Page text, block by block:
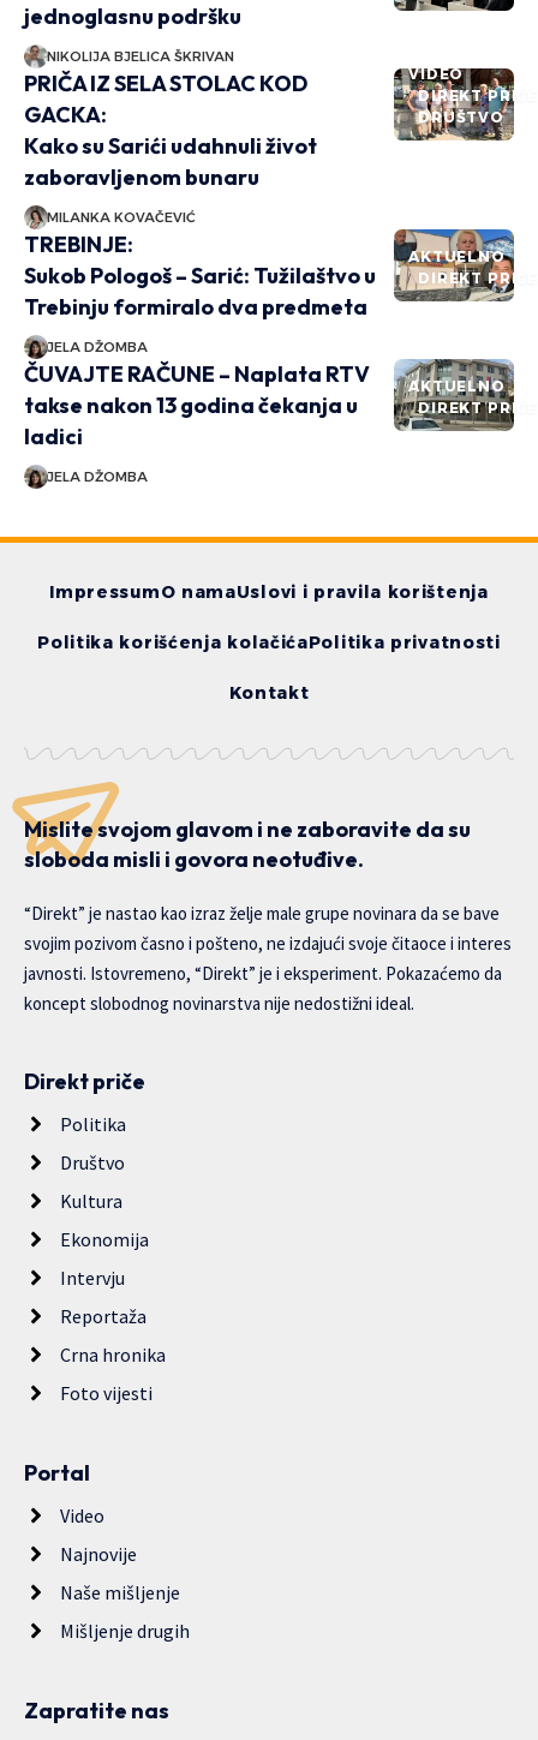
jednoglasnu podršku
NIKOLIJA BJELICA ŠKRIVAN
VIDEO
DIREKT PRIČE
DRUŠTVO
PRIČA IZ SELA STOLAC KOD
GACKA:
Kako su Sarići udahnuli život
zaboravljenom bunaru
MILANKA KOVAČEVIĆ
AKTUELNO
DIREKT PRIČE
TREBINJE:
Sukob Pologoš – Sarić: Tužilaštvo u
Trebinju formiralo dva predmeta
JELA DŽOMBA
AKTUELNO
DIREKT PRIČE
ČUVAJTE RAČUNE – Naplata RTV
takse nakon 13 godina čekanja u
ladici
JELA DŽOMBA
ImpressumO namaUslovi i pravila korištenja
Politika korišćenja kolačićaPolitika privatnosti
Kontakt
Mislite svojom glavom i ne zaboravite da su
sloboda misli i govora neotuđive.
“Direkt” je nastao kao izraz želje male grupe novinara da se bave
svojim pozivom časno i pošteno, ne izdajući svoje čitaoce i interes
javnosti. Istovremeno, “Direkt” je i eksperiment. Pokazaćemo da
koncept slobodnog novinarstva nije nedostižni ideal.
Direkt priče
Politika
Društvo
Kultura
Ekonomija
Intervju
Reportaža
Crna hronika
Foto vijesti
Portal
Video
Najnovije
Naše mišljenje
Mišljenje drugih
Zapratite nas